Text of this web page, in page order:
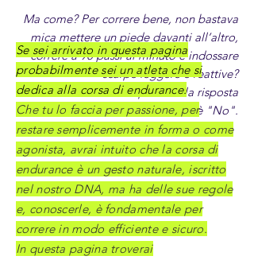
Ma come? Per correre bene, non bastava
mica mettere un piede davanti all’altro,
correre a 90 passi al minuto e indossare
scarpe leggere e reattive?
Sono certo abbiate capito che la risposta
è "No".
Se sei arrivato in questa pagina
probabilmente sei un atleta che si
dedica alla corsa di endurance.
Che tu lo faccia per passione, per
restare semplicemente in forma o come
agonista, avrai intuito che la corsa di
endurance è un gesto naturale, iscritto
nel nostro DNA, ma ha delle sue regole
e, conoscerle, è fondamentale per
correre in modo efficiente e sicuro.​
In questa pagina troverai